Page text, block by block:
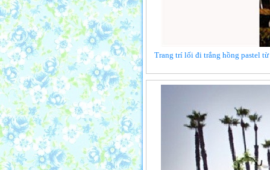
Trang trí lối đi trắng hồng pastel